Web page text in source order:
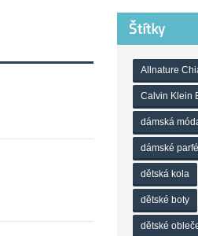
Štítky
Allnature
Calvin Klein
dámská
dámské
dětská kola
dětské boty
dětské